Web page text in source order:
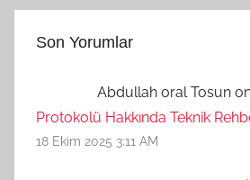
Son Yorumlar
Abdullah oral Tosun
Protokolü Hakkında Teknik
18 Ekim 2025 3:11 AM